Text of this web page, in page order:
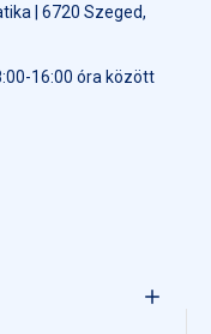
| 6720 Szeged,
16:00 óra között